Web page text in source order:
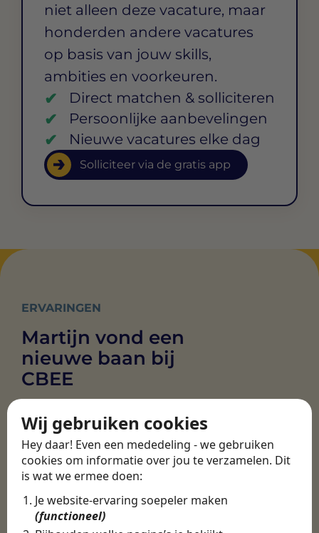
Wij gebruiken cookies
Hey daar! Even een mededeling - we gebruiken
cookies om informatie over jou te verzamelen. Dit
is wat we ermee doen:
Je website-ervaring soepeler maken
(functioneel)
niet alleen deze vacature, maar
honderden andere vacatures
op basis van jouw skills,
ambities en voorkeuren.
Direct matchen & solliciteren
Persoonlijke aanbevelingen
Nieuwe vacatures elke dag
Solliciteer via de gratis app
ERVARINGEN
Martijn vond een
nieuwe baan bij
CBEE
Door Swipe4Work heb ik op een hele
makkelijke, laagdrempelige manier eigenlijk
een hele leuke nieuwe baan gevonden. Met heel
veel nieuwe uitdagingen!
Martijn